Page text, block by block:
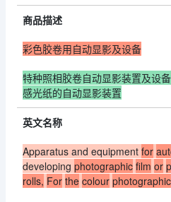
商品描述
彩色胶卷用自动显影及设备
特种照相胶卷自动显影装置及设
感光纸的自动显影装置
英文名称
Apparatus and equipment for
developing photographic film or
rolls, For the colour photographic